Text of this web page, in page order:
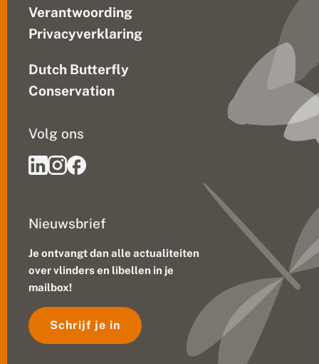
Verantwoording
Privacyverklaring
Dutch Butterfly
Conservation
Nieuwsbrief
Je ontvangt dan alle actualiteiten
over vlinders en libellen in je
mailbox!
Schrijf je in
Volg ons